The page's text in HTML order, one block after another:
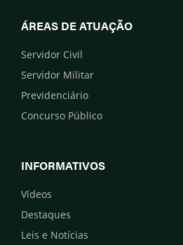
ÁREAS DE ATUAÇÃO
Servidor Civil
Servidor Militar
Previdenciário
Concurso Público
INFORMATIVOS
Vídeos
Destaques
Leis e Notícias